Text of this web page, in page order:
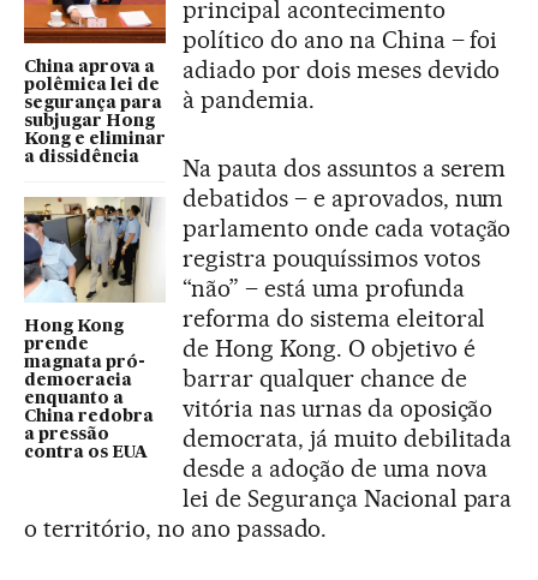
China aprova a
polêmica lei de
segurança para
subjugar Hong
Kong e eliminar
a dissidência
Hong Kong
prende
magnata pró-
democracia
enquanto a
China redobra
a pressão
contra os EUA
principal acontecimento
político do ano na China – foi
adiado por dois meses devido
à pandemia.
Na pauta dos assuntos a serem
debatidos – e aprovados, num
parlamento onde cada votação
registra pouquíssimos votos
“não” – está uma profunda
reforma do sistema eleitoral
de Hong Kong. O objetivo é
barrar qualquer chance de
vitória nas urnas da oposição
democrata, já muito debilitada
desde a adoção de uma nova
lei de Segurança Nacional para
o território, no ano passado.